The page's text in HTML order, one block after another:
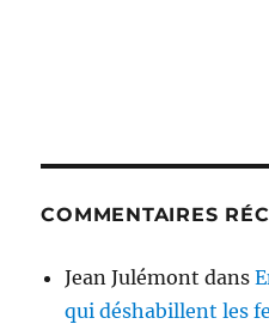
COMMENTAIRES
Jean Julémont dans
qui déshabillent les